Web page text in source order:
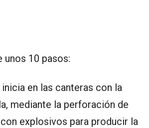
10 pasos:
en las canteras con la
mediante la perforación de
explosivos para producir la